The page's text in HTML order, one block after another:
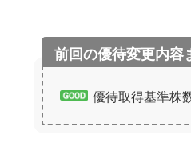
優待取得基準株